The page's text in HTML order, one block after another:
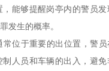
能够提醒岗亭内的警员
发生的概率。
常位于重要的出位置，警
人员和车辆的出入，避免